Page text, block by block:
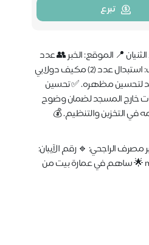
تبرع
📍 الموقع: الخبر 👥 عدد
المصلين: 350 مصلٍّ 🔴 حالة عاجلة – المسجد بحاجة إلى دعمكم المسجد يحتاج إلى: ✅ تحسين أنظمة التكييف: استبدال عدد (2) مكيف دولابي
لتحسين مظهره. ✅ تحسين
(7) سماعات داخل المسجد لتحسين جودة الصوت. 🔸 تركيب عدد (3) سماعات خارج المسجد لضمان وضوح
التوسعة لاستخدامه في التخزين والتنظيم. 💰
المصاريف التشغيلية عن 20٪. 🏦 حساب التبرع عبر مصرف الراجحي: 🔹 رقم الآيبان:
SA5580000375608010721006 📞 للتواصل: 0539012221 📩 حساب الجمعية على وسائل التواصل: @masajidsharqia 🌟 ساهم في عمارة بيت من